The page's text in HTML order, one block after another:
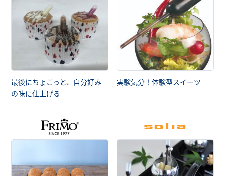
最後にちょこっと、自分好み
の味に仕上げる
実験気分！体験型スイーツ